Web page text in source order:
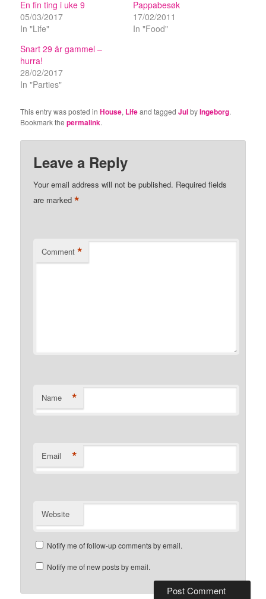
En fin ting i uke 9
05/03/2017
In "Life"
Pappabesøk
17/02/2011
In "Food"
Snart 29 år gammel –
hurra!
28/02/2017
In "Parties"
This entry was posted inHouse, Lifeand taggedJulbyIngeborg.
Bookmark thepermalink.
Leave a Reply
Your email address will not be published. Required fields
are marked*
Comment *
Name *
Email *
Website
Notify me of follow-up comments by email.
Notify me of new posts by email.